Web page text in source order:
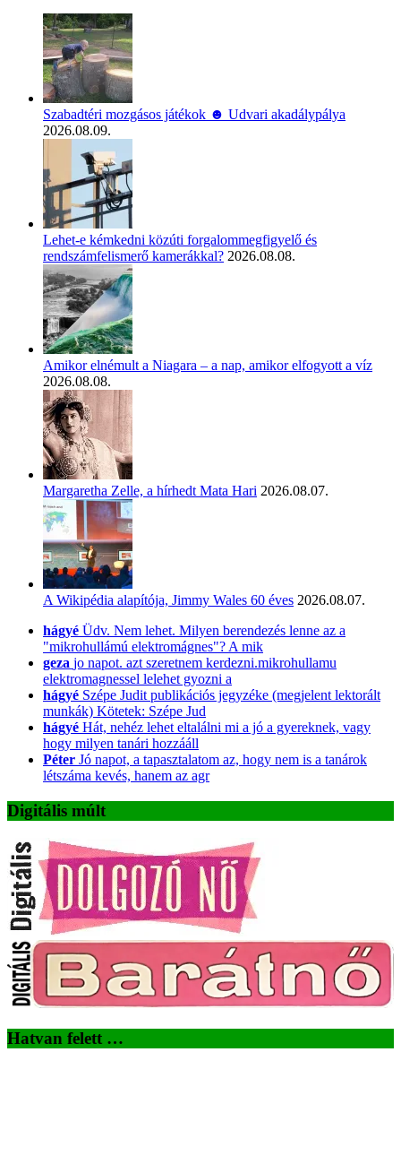
Szabadtéri mozgásos játékok ☻ Udvari akadálypálya
2026.08.09.
Lehet-e kémkedni közúti forgalommegfigyelő és
rendszámfelismerő kamerákkal? 2026.08.08.
Amikor elnémult a Niagara – a nap, amikor elfogyott a víz
2026.08.08.
Margaretha Zelle, a hírhedt Mata Hari 2026.08.07.
A Wikipédia alapítója, Jimmy Wales 60 éves 2026.08.07.
hágyé Üdv. Nem lehet. Milyen berendezés lenne az a
"mikrohullámú elektromágnes"? A mik
geza jo napot. azt szeretnem kerdezni.mikrohullamu
elektromagnessel lelehet gyozni a
hágyé Szépe Judit publikációs jegyzéke (megjelent lektorált
munkák) Kötetek: Szépe Jud
hágyé Hát, nehéz lehet eltalálni mi a jó a gyereknek, vagy
hogy milyen tanári hozzááll
Péter Jó napot, a tapasztalatom az, hogy nem is a tanárok
létszáma kevés, hanem az agr
Digitális múlt
Hatvan felett …